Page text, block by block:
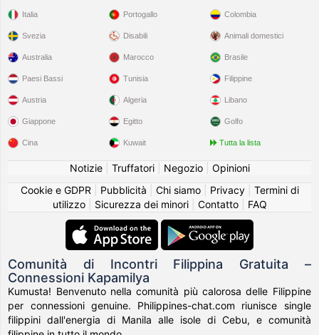
Italia
Svezia
Portogallo
Disabili
Colombia
Animali domestici
Australia
Paesi Bassi
Austria
Giappone
Cina
Marocco
Tunisia
Algeria
Egitto
Kuwait
Brasile
Filippine
Libano
Golfo
Tutta la lista
Notizie| Truffatori| Negozio| Opinioni
Cookie e GDPR
Pubblicità Chi siamo| Privacy| Termini di
utilizzo| Sicurezza dei minori| Contatto| FAQ
Comunità di Incontri Filippina Gratuita –
Connessioni Kapamilya
Kumusta! Benvenuto nella comunità più calorosa delle Filippine
per connessioni genuine. Philippines-chat.com riunisce single
filippini dall'energia di Manila alle isole di Cebu, e comunità